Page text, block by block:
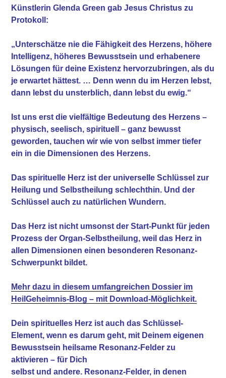
Künstlerin Glenda Green gab Jesus Christus zu
Protokoll:
„Unterschätze nie die Fähigkeit des Herzens, höhere
Intelligenz, höheres Bewusstsein und erhabenere
Lösungen für deine Existenz hervorzubringen, als du
je erwartet hättest. … Denn wenn du im Herzen lebst,
dann lebst du unsterblich, dann lebst du ewig.“
Ist uns erst die vielfältige Bedeutung des Herzens –
physisch, seelisch, spirituell – ganz bewusst
geworden, tauchen wir wie von selbst immer tiefer
ein in die Dimensionen des Herzens.
Das spirituelle Herz ist der universelle Schlüssel zur
Heilung und Selbstheilung schlechthin. Und der
Schlüssel auch zu natürlichen Wundern.
Das Herz ist nicht umsonst der Start-Punkt für jeden
Prozess der Organ-Selbstheilung, weil das Herz in
allen Dimensionen einen besonderen Resonanz-
Schwerpunkt bildet.
Mehr dazu in diesem umfangreichen Dossier im
HeilGeheimnis-Blog – mit Download-Möglichkeit.
Dein spirituelles Herz ist auch das Schlüssel-
Element,wenn es darum geht, mit Deinem eigenen
Bewusstsein heilsame Resonanz-Felder zu
aktivieren – für Dich
selbst und andere. Resonanz-Felder, in denen